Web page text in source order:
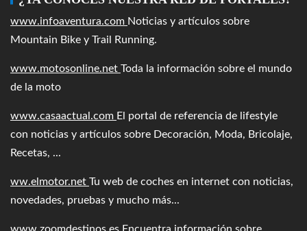
www.infoaventura.com Noticias y artículos sobre
Mountain Bike y Trail Running.
www.motosonline.net Toda la información sobre el mundo
de la moto
www.casaactual.com El portal de referencia de lifestyle
con noticias y artículos sobre Decoración, Moda, Bricolaje,
Recetas, ...
ww.elmotor.net Tu web de coches en internet con noticias,
novedades, pruebas y mucho más...
www.zoomdestinos.es Encuentra información sobre